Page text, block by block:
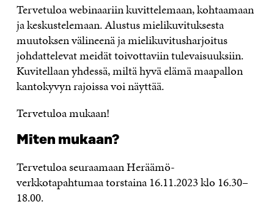
Tervetuloa webinaariin kuvittelemaan, kohtaamaan
ja keskustelemaan. Alustus mielikuvituksesta
muutoksen välineenä ja mielikuvitusharjoitus
johdattelevat meidät toivottaviin tulevaisuuksiin.
Kuvitellaan yhdessä, miltä hyvä elämä maapallon
kantokyvyn rajoissa voi näyttää.
Tervetuloa mukaan!
Miten mukaan?
Tervetuloa seuraamaan Heräämö-
verkkotapahtumaa torstaina 16.11.2023 klo 16.30–
18.00.